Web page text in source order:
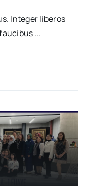
Integer liberos
...